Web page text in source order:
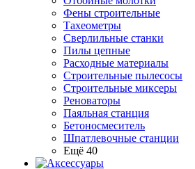
Фены строительные
Тахеометры
Сверлильные станки
Пилы цепные
Расходные материалы
Строительные пылесосы
Строительные миксеры
Реноваторы
Паяльная станция
Бетоносмеситель
Шпатлевочные станции
Ещё 40